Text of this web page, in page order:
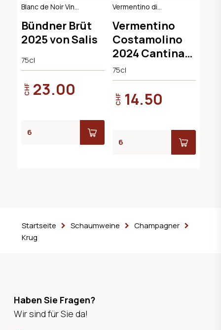
Blanc de Noir Vin
Graubünden
Bündner Brüt
2025 von Salis
75cl
CHF 23.00
Vermentino di
Vermentino
Costamolino
2024 Cantina
Argiolas
75cl
CHF 14.50
Startseite Schaumweine
Champagner
Krug
Haben Sie Fragen?
Wir sind für Sie da!